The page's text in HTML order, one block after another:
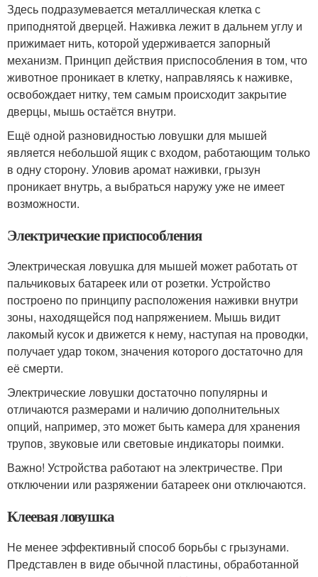
Здесь подразумевается металлическая клетка с
приподнятой дверцей. Наживка лежит в дальнем углу и
прижимает нить, которой удерживается запорный
механизм. Принцип действия приспособления в том, что
животное проникает в клетку, направляясь к наживке,
освобождает нитку, тем самым происходит закрытие
дверцы, мышь остаётся внутри.
Ещё одной разновидностью ловушки для мышей
является небольшой ящик с входом, работающим только
в одну сторону. Уловив аромат наживки, грызун
проникает внутрь, а выбраться наружу уже не имеет
возможности.
Электрические приспособления
Электрическая ловушка для мышей может работать от
пальчиковых батареек или от розетки. Устройство
построено по принципу расположения наживки внутри
зоны, находящейся под напряжением. Мышь видит
лакомый кусок и движется к нему, наступая на проводки,
получает удар током, значения которого достаточно для
её смерти.
Электрические ловушки достаточно популярны и
отличаются размерами и наличию дополнительных
опций, например, это может быть камера для хранения
трупов, звуковые или световые индикаторы поимки.
Важно! Устройства работают на электричестве. При
отключении или разряжении батареек они отключаются.
Клеевая ловушка
Не менее эффективный способ борьбы с грызунами.
Представлен в виде обычной пластины, обработанной